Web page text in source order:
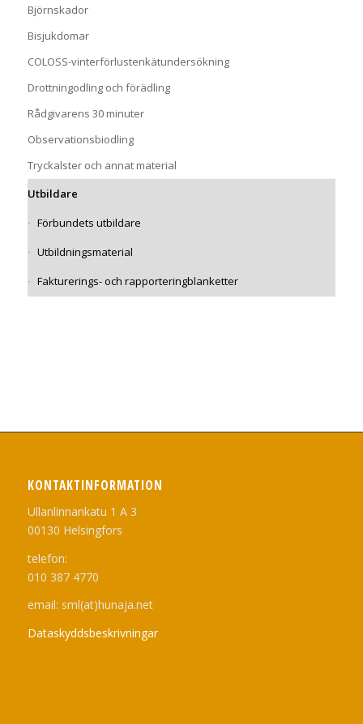
Björnskador
Bisjukdomar
COLOSS-vinterförlustenkätundersökning
Drottningodling och förädling
Rådgivarens 30 minuter
Observationsbiodling
Tryckalster och annat material
Utbildare
Förbundets utbildare
Utbildningsmaterial
Fakturerings- och rapporteringblanketter
KONTAKTINFORMATION
Ullanlinnankatu 1 A 3
00130 Helsingfors
telefon:
010 387 4770
email: sml(at)hunaja.net
Dataskyddsbeskrivningar